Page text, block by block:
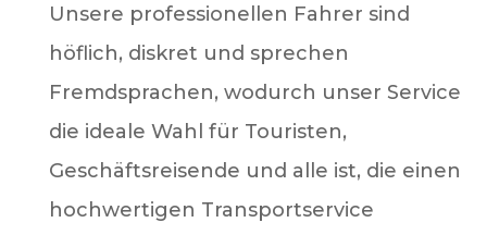
Unsere professionellen Fahrer sind
höflich, diskret und sprechen
Fremdsprachen, wodurch unser Service
die ideale Wahl für Touristen,
Geschäftsreisende und alle ist, die einen
hochwertigen Transportservice